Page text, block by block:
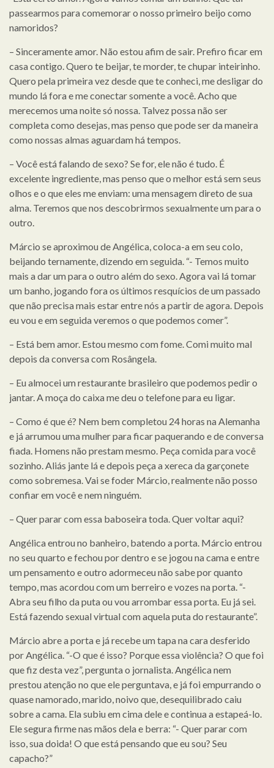
passearmos para comemorar o nosso primeiro beijo como
namoridos?
– Sinceramente amor. Não estou afim de sair. Prefiro ficar em
casa contigo. Quero te beijar, te morder, te chupar inteirinho.
Quero pela primeira vez desde que te conheci, me desligar do
mundo lá fora e me conectar somente a você. Acho que
merecemos uma noite só nossa. Talvez possa não ser
completa como desejas, mas penso que pode ser da maneira
como nossas almas aguardam há tempos.
– Você está falando de sexo? Se for, ele não é tudo. É
excelente ingrediente, mas penso que o melhor está sem seus
olhos e o que eles me enviam: uma mensagem direto de sua
alma. Teremos que nos descobrirmos sexualmente um para o
outro.
Márcio se aproximou de Angélica, coloca-a em seu colo,
beijando ternamente, dizendo em seguida. “- Temos muito
mais a dar um para o outro além do sexo. Agora vai lá tomar
um banho, jogando fora os últimos resquícios de um passado
que não precisa mais estar entre nós a partir de agora. Depois
eu vou e em seguida veremos o que podemos comer”.
– Está bem amor. Estou mesmo com fome. Comi muito mal
depois da conversa com Rosângela.
– Eu almocei um restaurante brasileiro que podemos pedir o
jantar. A moça do caixa me deu o telefone para eu ligar.
– Como é que é? Nem bem completou 24 horas na Alemanha
e já arrumou uma mulher para ficar paquerando e de conversa
fiada. Homens não prestam mesmo. Peça comida para você
sozinho. Aliás jante lá e depois peça a xereca da garçonete
como sobremesa. Vai se foder Márcio, realmente não posso
confiar em você e nem ninguém.
– Quer parar com essa baboseira toda. Quer voltar aqui?
Angélica entrou no banheiro, batendo a porta. Márcio entrou
no seu quarto e fechou por dentro e se jogou na cama e entre
um pensamento e outro adormeceu não sabe por quanto
tempo, mas acordou com um berreiro e vozes na porta. “-
Abra seu filho da puta ou vou arrombar essa porta. Eu já sei.
Está fazendo sexual virtual com aquela puta do restaurante”.
Márcio abre a porta e já recebe um tapa na cara desferido
por Angélica. “-O que é isso? Porque essa violência? O que foi
que fiz desta vez”, pergunta o jornalista. Angélica nem
prestou atenção no que ele perguntava, e já foi empurrando o
quase namorado, marido, noivo que, desequilibrado caiu
sobre a cama. Ela subiu em cima dele e continua a estapeá-lo.
Ele segura firme nas mãos dela e berra: “- Quer parar com
isso, sua doida! O que está pensando que eu sou? Seu
capacho?”